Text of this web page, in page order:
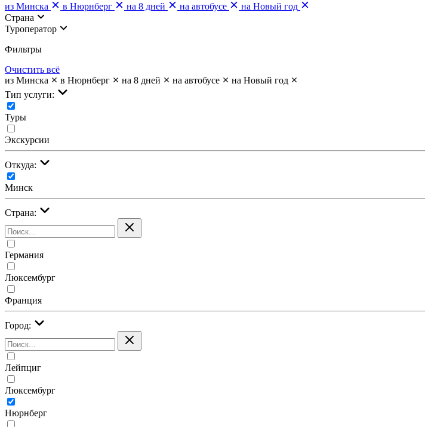
из Минска
в Нюрнберг на 8 дней на автобусе
на Новый год
Страна
Туроператор
Фильтры
Очистить всё
из Минска
в Нюрнберг на 8 дней на автобусе
на Новый год
Тип услуги:
Туры
Экскурсии
Откуда:
Минск
Страна:
Германия
Люксембург
Франция
Город:
Лейпциг
Люксембург
Нюрнберг